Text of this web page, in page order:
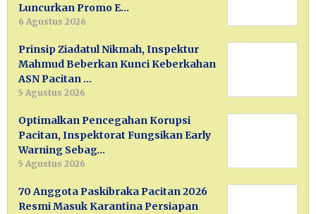
Luncurkan Promo E…
6 Agustus 2026
Prinsip Ziadatul Nikmah, Inspektur
Mahmud Beberkan Kunci Keberkahan
ASN Pacitan …
5 Agustus 2026
Optimalkan Pencegahan Korupsi
Pacitan, Inspektorat Fungsikan Early
Warning Sebag…
5 Agustus 2026
70 Anggota Paskibraka Pacitan 2026
Resmi Masuk Karantina Persiapan